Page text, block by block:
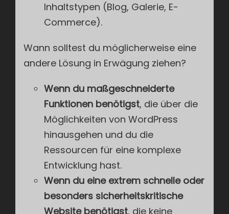
Inhaltstypen (Blog, Galerie, E-
Commerce).
Wann solltest du möglicherweise eine
andere Lösung in Erwägung ziehen?
Wenn du maßgeschneiderte
Funktionen benötigst, die über die
Möglichkeiten von WordPress
hinausgehen und du die
Ressourcen für eine komplexe
Entwicklung hast.
Wenn du eine extrem schnelle oder
besonders sicherheitskritische
Website benötigst, die keine